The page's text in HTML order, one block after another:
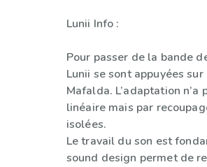
Lunii Info :
Pour passer de la bande
Lunii se sont appuyées
Mafalda. L’adaptation
linéaire mais par
isolées.
Le travail du son est
sound design permet de